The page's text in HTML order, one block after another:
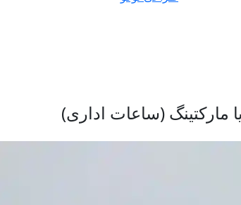
مارکتینگ (ساعات اداری)